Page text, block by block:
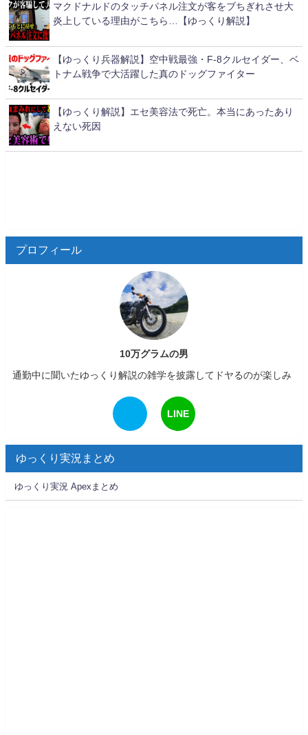
マクドナルドのタッチパネル注文が客をブちぎれさせ大
炎上している理由がこちら…【ゆっくり解説】
【ゆっくり兵器解説】空中戦最強・F-8クルセイダー、ベ
トナム戦争で大活躍した真のドッグファイター
【ゆっくり解説】エセ美容法で死亡。本当にあったあり
えない死因
プロフィール
10万グラムの男
通勤中に聞いたゆっくり解説の雑学を披露してドヤるのが楽しみ
LINE
ゆっくり実況まとめ
ゆっくり実況 Apexまとめ